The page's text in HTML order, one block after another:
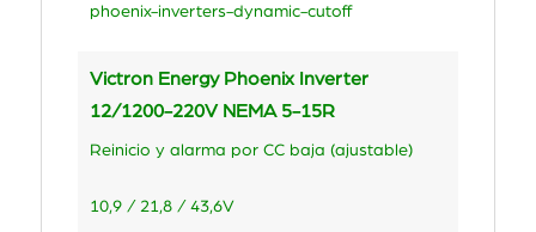
phoenix-inverters-dynamic-cutoff
Victron Energy Phoenix Inverter
12/1200-220V NEMA 5-15R
Reinicio y alarma por CC baja (ajustable)
10,9 / 21,8 / 43,6V